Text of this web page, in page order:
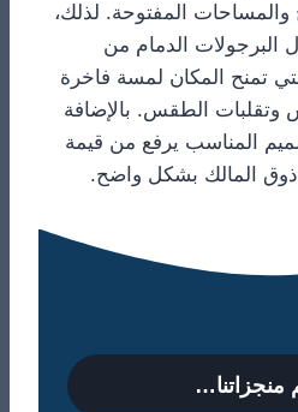
المفتوحة. لذلك،
البرجولات الدمام من
تمنح المكان لمسة فاخرة
الطقس. بالإضافة
المناسب يرفع من قيمة
ذوق المالك بشكل واضح.
منجزاتنا…